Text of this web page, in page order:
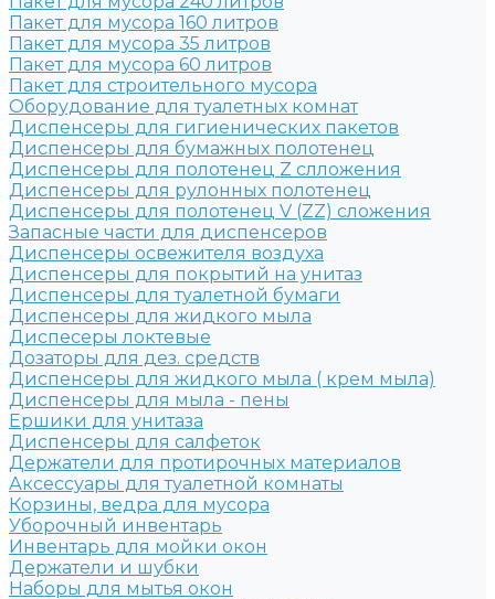
Пакет для мусора 160 литров
Пакет для мусора 35 литров
Пакет для мусора 60 литров
Пакет для строительного мусора
Оборудование для туалетных комнат
Диспенсеры для гигиенических пакетов
Диспенсеры для бумажных полотенец
Диспенсеры для полотенец Z слложения
Диспенсеры для рулонных полотенец
Диспенсеры для полотенец V (ZZ) сложения
Запасные части для диспенсеров
Диспенсеры освежителя воздуха
Диспенсеры для покрытий на унитаз
Диспенсеры для туалетной бумаги
Диспенсеры для жидкого мыла
Диспесеры локтевые
Дозаторы для дез. средств
Диспенсеры для жидкого мыла ( крем мыла)
Диспенсеры для мыла - пены
Ершики для унитаза
Диспенсеры для салфеток
Держатели для протирочных материалов
Аксессуары для туалетной комнаты
Корзины, ведра для мусора
Уборочный инвентарь
Инвентарь для мойки окон
Держатели и шубки
Наборы для мытья окон